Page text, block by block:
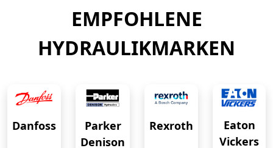
EMPFOHLENE
HYDRAULIKMARKEN
Danfoss
Parker
Denison
Rexroth
Eaton
Vickers